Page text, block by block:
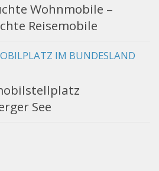
Wohnmobile –
Reisemobile
IM BUNDESLAND
See